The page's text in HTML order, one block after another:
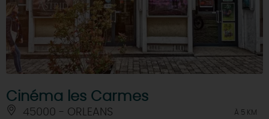
Cinéma les Carmes
45000 - ORLEANS À 5 KM